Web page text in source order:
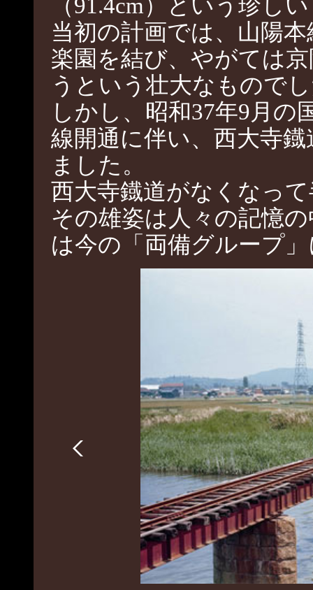
（91.4cm）という珍し
当初の計画では、山陽
楽園を結び、やがては
うという壮大なもので
しかし、昭和37年9月の
線開通に伴い、西大寺
ました。
西大寺鐡道がなくなっ
その雄姿は人々の記憶
は今の「両備グループ